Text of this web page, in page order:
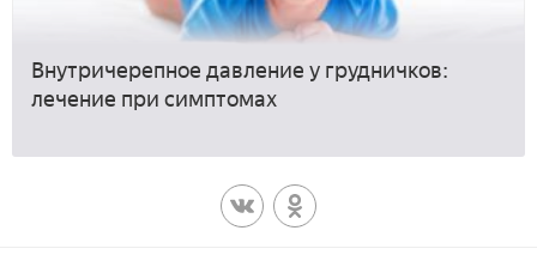
Внутричерепное давление у грудничков:
лечение при симптомах